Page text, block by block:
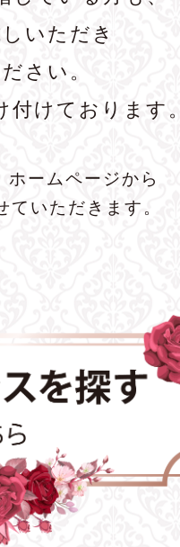
いただき
さい。
けております。
ームページから
いただきます。